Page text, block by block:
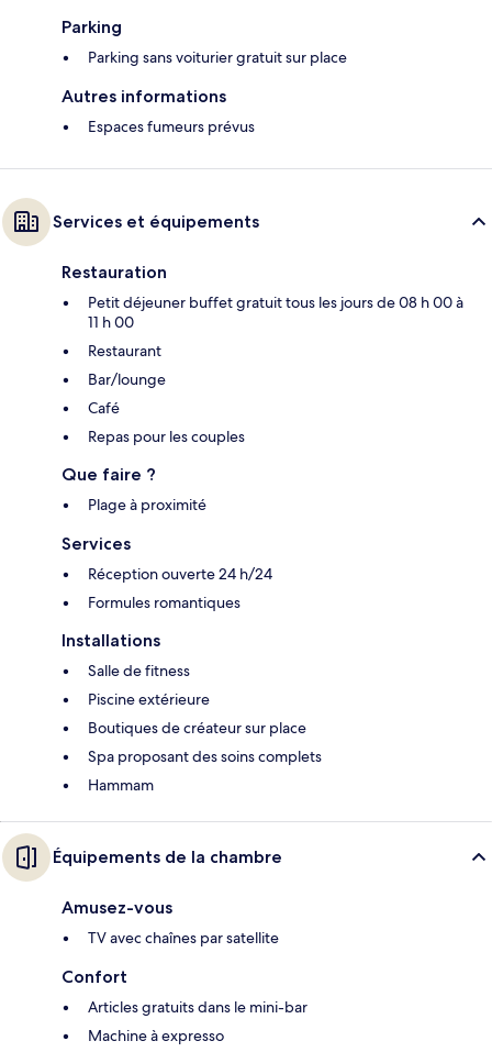
Parking
Parking sans voiturier gratuit sur place
Autres informations
Espaces fumeurs prévus
Services et équipements
Restauration
Petit déjeuner buffet gratuit tous les jours de 08 h 00 à
11 h 00
Restaurant
Bar/lounge
Café
Repas pour les couples
Que faire ?
Plage à proximité
Services
Réception ouverte 24 h/24
Formules romantiques
Installations
Salle de fitness
Piscine extérieure
Boutiques de créateur sur place
Spa proposant des soins complets
Hammam
Équipements de la chambre
Amusez-vous
TV avec chaînes par satellite
Confort
Articles gratuits dans le mini-bar
Machine à expresso